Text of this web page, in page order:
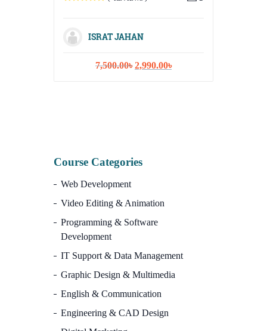
ISRAT JAHAN
7,500.00৳ Original
2,990.00৳Current
Course Categories
Web Development
Video Editing & Animation
Programming & Software
Development
IT Support & Data Management
Graphic Design & Multimedia
English & Communication
Engineering & CAD Design